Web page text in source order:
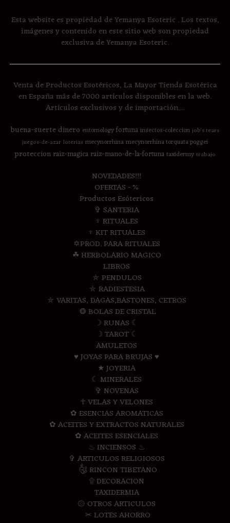
Esta website es propiedad de Yemanya Esoteric . Los textos,
imágenes y contenido en este sitio web son propiedad
exclusiva de Yemanya Esoteric.
Venta de Productos Esotéricos, La Mayor Tienda Esotérica
en España más de 7000 artículos disponibles en la web.
Artículos exclusivos y de importación....
buena-suertedinero entomologyfortunainsectos-coleccion job's tears
juegos-de-azar loterias mecynorrhinamecynorrhina torquata poggei
proteccion raiz-magica raiz-mano-de-la-fortunataxidermy trabajo
NOVEDADES!!!
OFERTAS - %
Productos Esótericos
✞ SANTERIA
♆ RITUALES
♆ KIT RITUALES
✡PROD. PARA RITUALES
☘ HERBOLARIO MAGICO
LIBROS
⛤ PENDULOS
⛤ RADIESTESIA
⛤ VARITAS, DAGAS,BASTONES, CETROS
❂ BOLAS DE CRISTAL
☽ RUNAS ☾
☽ TAROT ☾
AMULETOS
♥ JOYAS PARA BRUJAS ♥
★ JOYERIA
☾ MINERALES
✞ NOVENAS
☥ VELAS Y VELONES
✿ ESENCIAS AROMATICAS
✿ ACEITES Y EXTRACTOS NATURALES
✿ ACEITES ESENCIALES
♨ INCIENSOS ♨
✞ ARTICULOS RELIGIOSOS
༃ RINCON TIBETANO
۩ DECORACION
TAXIDERMIA
۞ OTROS ARTICULOS
✂ LOTES AHORRO